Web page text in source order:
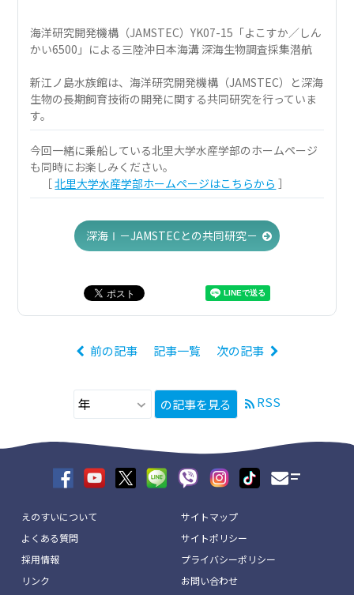
海洋研究開発機構（JAMSTEC）YK07-15「よこすか／しん
かい6500」による三陸沖日本海溝 深海生物調査採集潜航
新江ノ島水族館は、海洋研究開発機構（JAMSTEC）と深海
生物の長期飼育技術の開発に関する共同研究を行っていま
す。
今回一緒に乗船している北里大学水産学部のホームページ
も同時にお楽しみください。
［北里大学水産学部ホームページはこちらから ］
深海Ⅰ－JAMSTECとの共同研究－
前の記事 記事一覧 次の記事
の記事を見る RSS
えのすいについて
よくある質問
採用情報
リンク
サイトマップ
サイトポリシー
プライバシーポリシー
お問い合わせ